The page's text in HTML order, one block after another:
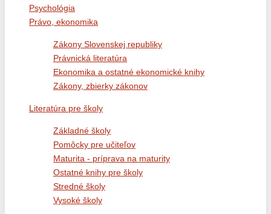
Psychológia
Právo, ekonomika
Zákony Slovenskej republiky
Právnická literatúra
Ekonomika a ostatné ekonomické knihy
Zákony, zbierky zákonov
Literatúra pre školy
Základné školy
Pomôcky pre učiteľov
Maturita - príprava na maturity
Ostatné knihy pre školy
Stredné školy
Vysoké školy